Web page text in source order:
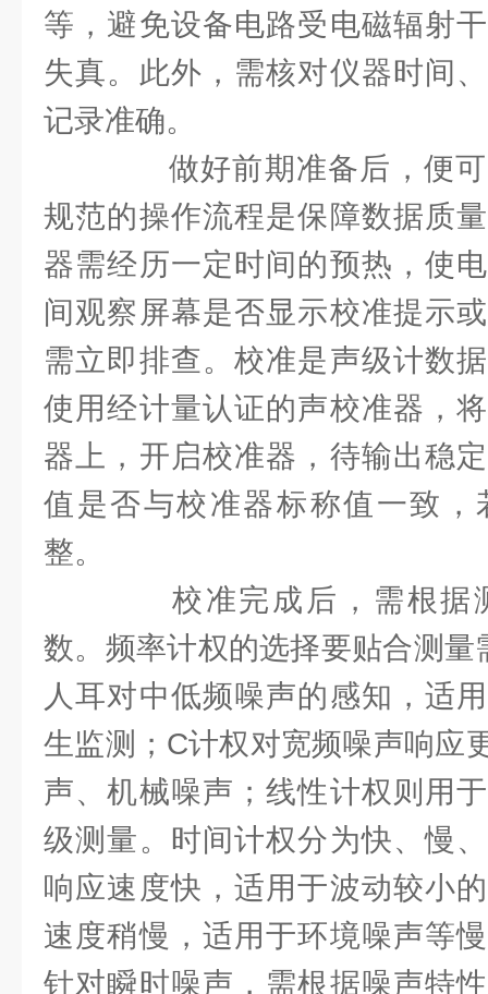
等，避免设备电路受电磁辐射
失真。此外，需核对仪器时间
记录准确。
做好前期准备后，便可
规范的操作流程是保障数据质
器需经历一定时间的预热，使
间观察屏幕是否显示校准提示
需立即排查。校准是声级计数
使用经计量认证的声校准器，
器上，开启校准器，待输出稳
值是否与校准器标称值一致，
整。
校准完成后，需根据
数。频率计权的选择要贴合测
人耳对中低频噪声的感知，适
生监测；C计权对宽频噪声响应
声、机械噪声；线性计权则用
级测量。时间计权分为快、慢
响应速度快，适用于波动较小
速度稍慢，适用于环境噪声等
针对瞬时噪声，需根据噪声特